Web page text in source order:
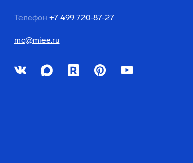
Телефон +7 499 720-87-27
mc@miee.ru